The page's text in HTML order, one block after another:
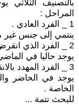
بالتصنيف الثلاثي
المراحل :
1 _ الفرد العادي .
ينتمي إلى جنس غير
2 _ الفرد الذي انقرض جنسه .
يوجد حاليا في
3 _ الفرد المهدد بالانقراض .
يوجد في الحاضر
الخاصة .
للبحث تتمة ...